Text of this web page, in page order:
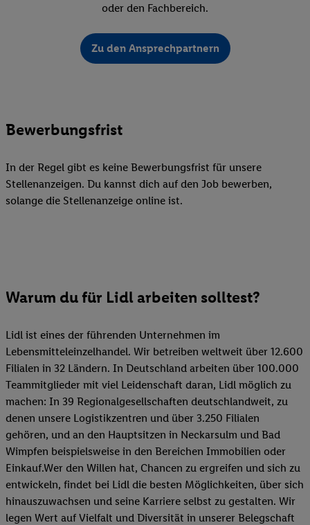
oder den Fachbereich.
Zu den Ansprechpartnern
Bewerbungsfrist
In der Regel gibt es keine Bewerbungsfrist für unsere
Stellenanzeigen. Du kannst dich auf den Job bewerben,
solange die Stellenanzeige online ist.
Warum du für Lidl arbeiten solltest?
Lidl ist eines der führenden Unternehmen im
Lebensmitteleinzelhandel. Wir betreiben weltweit über 12.600
Filialen in 32 Ländern. In Deutschland arbeiten über 100.000
Teammitglieder mit viel Leidenschaft daran, Lidl möglich zu
machen: In 39 Regionalgesellschaften deutschlandweit, zu
denen unsere Logistikzentren und über 3.250 Filialen
gehören, und an den Hauptsitzen in Neckarsulm und Bad
Wimpfen beispielsweise in den Bereichen Immobilien oder
Einkauf.Wer den Willen hat, Chancen zu ergreifen und sich zu
entwickeln, findet bei Lidl die besten Möglichkeiten, über sich
hinauszuwachsen und seine Karriere selbst zu gestalten. Wir
legen Wert auf Vielfalt und Diversität in unserer Belegschaft